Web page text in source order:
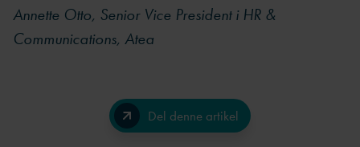
Annette Otto, Senior Vice President i HR &
Communications, Atea
Del denne artikel